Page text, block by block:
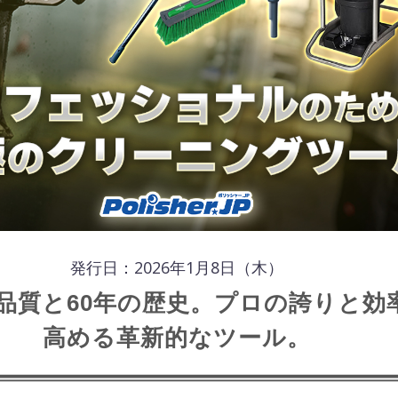
発行日：2026年1月8日（木）
質と60年の歴史。プロの誇りと効
高める革新的なツール。